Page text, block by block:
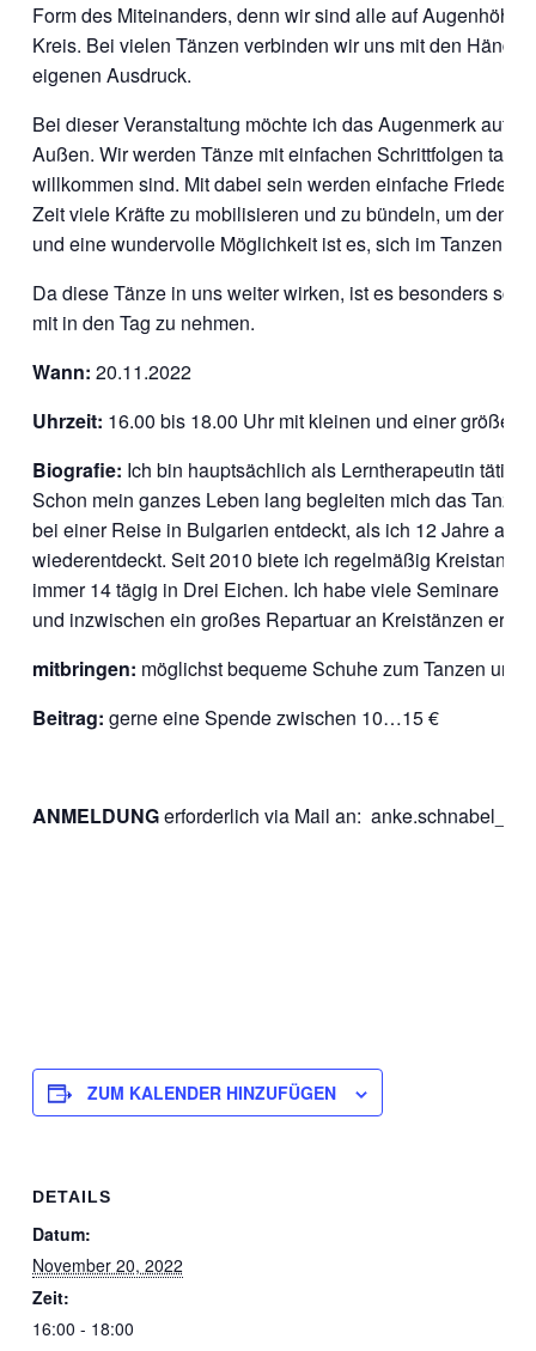
Form des Miteinanders, denn wir sind alle auf Augenhöhe
Kreis. Bei vielen Tänzen verbinden wir uns mit den
eigenen Ausdruck.
Bei dieser Veranstaltung möchte ich das Augenmerk auf
Außen. Wir werden Tänze mit einfachen Schrittfolgen
willkommen sind. Mit dabei sein werden einfache
Zeit viele Kräfte zu mobilisieren und zu bündeln, um den
und eine wundervolle Möglichkeit ist es, sich im Tanzen
Da diese Tänze in uns weiter wirken, ist es besonders
mit in den Tag zu nehmen.
Wann: 20.11.2022
Uhrzeit: 16.00 bis 18.00 Uhr mit kleinen und einer
Biografie: Ich bin hauptsächlich als Lerntherapeutin tätig
Schon mein ganzes Leben lang begleiten mich das
bei einer Reise in Bulgarien entdeckt, als ich 12 Jahre alt
wiederentdeckt. Seit 2010 biete ich regelmäßig
immer 14 tägig in Drei Eichen. Ich habe viele Seminare
und inzwischen ein großes Repartuar an Kreistänzen
mitbringen: möglichst bequeme Schuhe zum Tanzen und
Beitrag: gerne eine Spende zwischen 10…15 €
ANMELDUNGerforderlich via Mail an:
ZUM KALENDER HINZUFÜGEN
DETAILS
Datum:
November 20, 2022
Zeit:
16:00 - 18:00